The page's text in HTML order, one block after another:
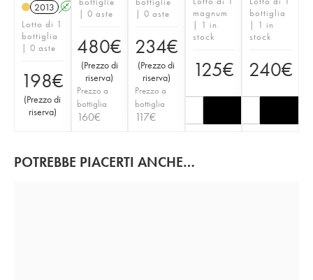
2013 A K
Lotto di 1
bottiglia
| 0 aste
198€
(Prezzo di
riserva)
| 0 aste
480€
(Prezzo di
riserva)
Prezzo a
bottiglia
160€
| 0 aste
234€
(Prezzo di
riserva)
Prezzo a
bottiglia
117€
magnum
| 1 in
stock
125€
bottiglia
| 1 in
stock
240€
POTREBBE PIACERTI ANCHE…